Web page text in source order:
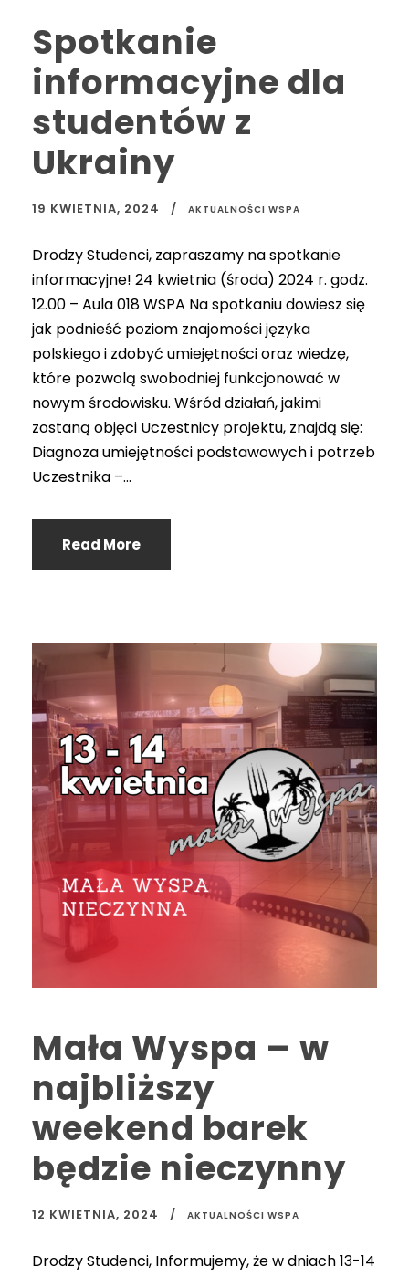
Spotkanie
informacyjne dla
studentów z
Ukrainy
19 KWIETNIA, 2024 AKTUALNOŚCI WSPA
Drodzy Studenci, zapraszamy na spotkanie
informacyjne! 24 kwietnia (środa) 2024 r. godz.
12.00 – Aula 018 WSPA Na spotkaniu dowiesz się
jak podnieść poziom znajomości języka
polskiego i zdobyć umiejętności oraz wiedzę,
które pozwolą swobodniej funkcjonować w
nowym środowisku. Wśród działań, jakimi
zostaną objęci Uczestnicy projektu, znajdą się:
Diagnoza umiejętności podstawowych i potrzeb
Uczestnika –...
Read More
Mała Wyspa – w
najbliższy
weekend barek
będzie nieczynny
12 KWIETNIA, 2024 AKTUALNOŚCI WSPA
Drodzy Studenci, Informujemy, że w dniach 13-14